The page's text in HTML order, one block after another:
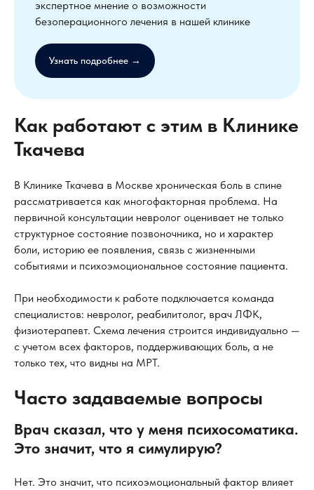
экспертное мнение о возможности
безоперационного лечения в нашей клинике
Узнать подробнее →
Как работают с этим в Клинике
Ткачева
В Клинике Ткачева в Москве хроническая боль в спине
рассматривается как многофакторная проблема. На
первичной консультации невролог оценивает не только
структурное состояние позвоночника, но и характер
боли, историю ее появления, связь с жизненными
событиями и психоэмоциональное состояние пациента.
При необходимости к работе подключается команда
специалистов: невролог, реабилитолог, врач ЛФК,
физиотерапевт. Схема лечения строится индивидуально —
с учетом всех факторов, поддерживающих боль, а не
только тех, что видны на МРТ.
Часто задаваемые вопросы
Врач сказал, что у меня психосоматика.
Это значит, что я симулирую?
Нет. Это значит, что психоэмоциональный фактор влияет